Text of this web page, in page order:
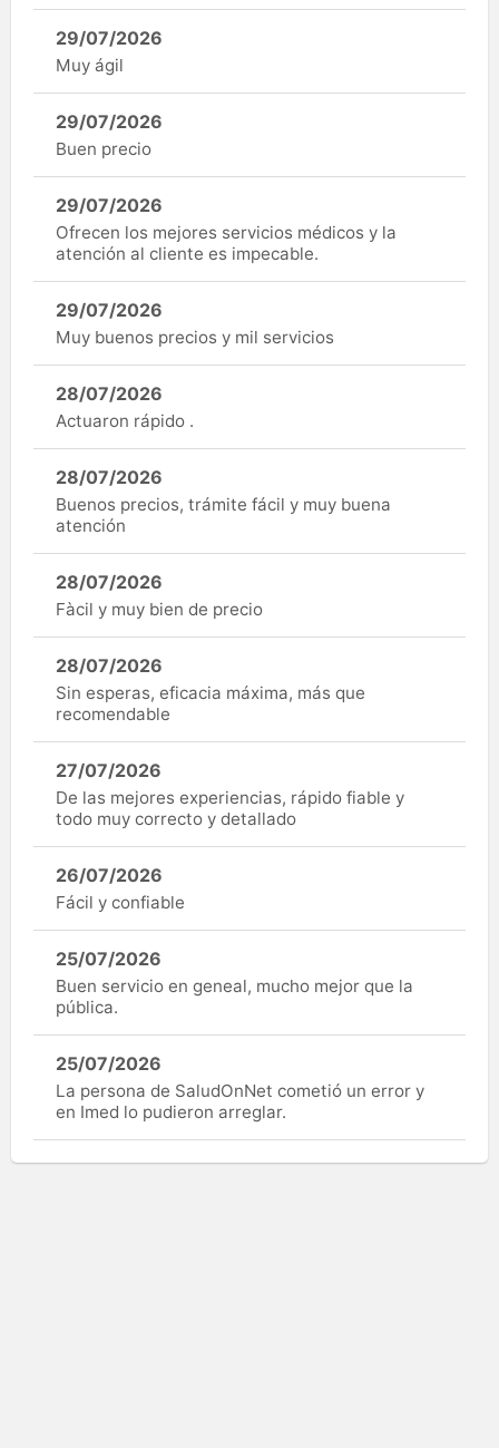
29/07/2026
Muy ágil
29/07/2026
Buen precio
29/07/2026
Ofrecen los mejores servicios médicos y la
atención al cliente es impecable.
29/07/2026
Muy buenos precios y mil servicios
28/07/2026
Actuaron rápido .
28/07/2026
Buenos precios, trámite fácil y muy buena
atención
28/07/2026
Fàcil y muy bien de precio
28/07/2026
Sin esperas, eficacia máxima, más que
recomendable
27/07/2026
De las mejores experiencias, rápido fiable y
todo muy correcto y detallado
26/07/2026
Fácil y confiable
25/07/2026
Buen servicio en geneal, mucho mejor que la
pública.
25/07/2026
La persona de SaludOnNet cometió un error y
en Imed lo pudieron arreglar.